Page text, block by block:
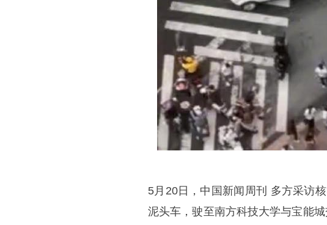
5月20日，中国新闻周刊 多方采访
泥头车，驶至南方科技大学与宝能